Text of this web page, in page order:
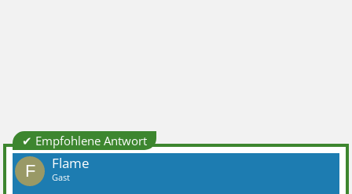
✔ Empfohlene Antwort
F Flame
Gast